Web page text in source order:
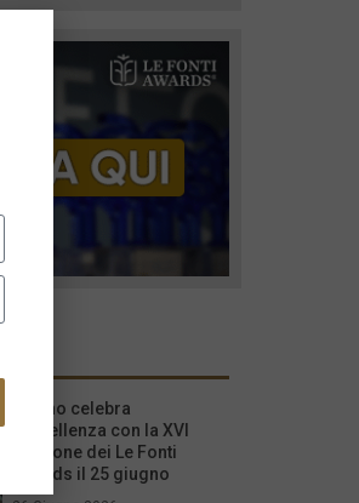
Milano celebra
l’eccellenza con la XVI
edizione dei Le Fonti
Awards il 25 giugno